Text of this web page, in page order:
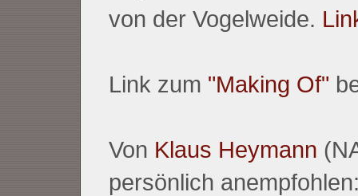
von der Vogelweide.
Link zum "Making Of"
Von Klaus Heymann
persönlich